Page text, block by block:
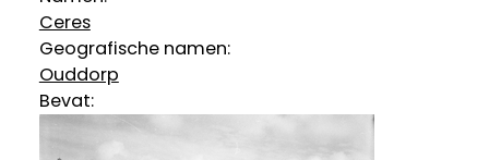
Ceres
Geografische namen:
Ouddorp
Bevat: